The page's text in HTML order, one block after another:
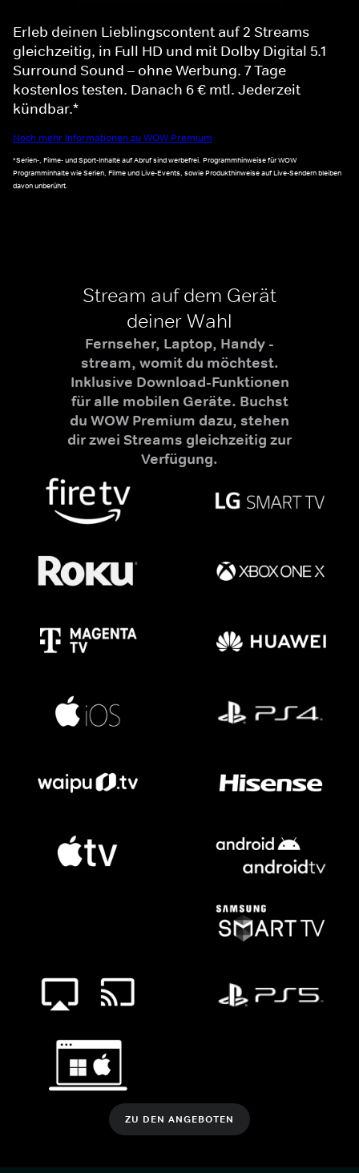
Erleb deinen Lieblingscontent auf 2 Streams
gleichzeitig, in Full HD und mit Dolby Digital 5.1
Surround Sound – ohne Werbung. 7 Tage
kostenlos testen. Danach 6 € mtl. Jederzeit
kündbar.*
Noch mehr Informationen zu WOW Premium
*Serien-, Filme- und Sport-Inhalte auf Abruf sind werbefrei. Programmhinweise für WOW
Programminhalte wie Serien, Filme und Live-Events, sowie Produkthinweise auf Live-Sendern bleiben
davon unberührt.
Stream auf dem Gerät
deiner Wahl
Fernseher, Laptop, Handy -
stream, womit du möchtest.
Inklusive Download-Funktionen
für alle mobilen Geräte. Buchst
du WOW Premium dazu, stehen
dir zwei Streams gleichzeitig zur
Verfügung.
ZU DEN ANGEBOTEN